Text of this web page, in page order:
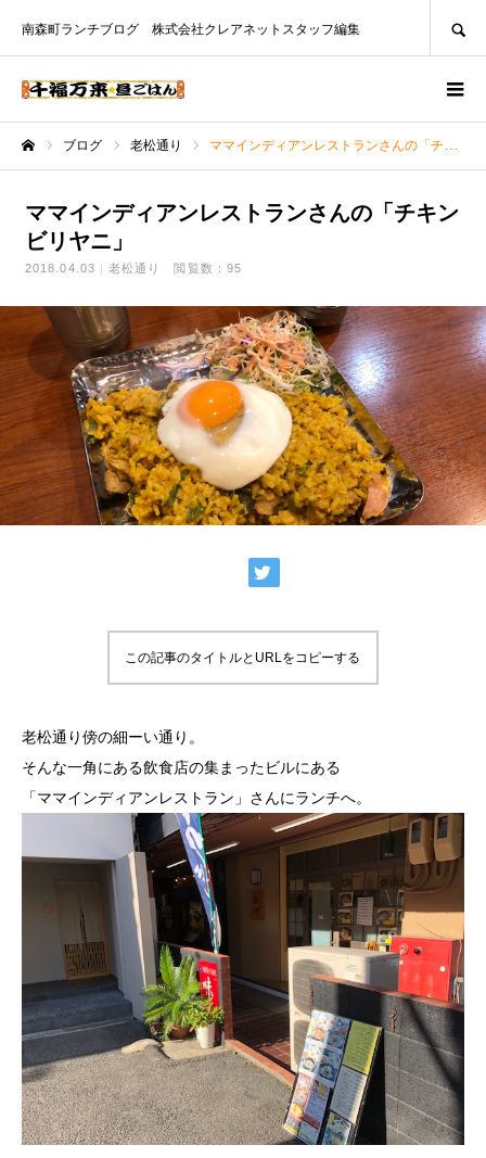
南森町ランチブログ 株式会社クレアネットスタッフ編集
ブログ 老松通り ママインディアンレストランさんの「チキンビリヤニ」
ママインディアンレストランさんの「チキン
ビリヤニ」
2018.04.03 老松通り 閲覧数：95
この記事のタイトルとURLをコピーする
老松通り傍の細ーい通り。
そんな一角にある飲食店の集まったビルにある
「ママインディアンレストラン」さんにランチへ。